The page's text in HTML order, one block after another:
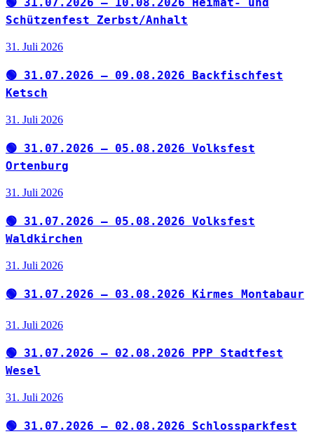
🟢 31.07.2026 – 10.08.2026 Heimat- und
Schützenfest Zerbst/Anhalt
31. Juli 2026
🟢 31.07.2026 – 09.08.2026 Backfischfest
Ketsch
31. Juli 2026
🟢 31.07.2026 – 05.08.2026 Volksfest
Ortenburg
31. Juli 2026
🟢 31.07.2026 – 05.08.2026 Volksfest
Waldkirchen
31. Juli 2026
🟢 31.07.2026 – 03.08.2026 Kirmes Montabaur
31. Juli 2026
🟢 31.07.2026 – 02.08.2026 PPP Stadtfest
Wesel
31. Juli 2026
🟢 31.07.2026 – 02.08.2026 Schlossparkfest